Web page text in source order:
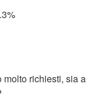
richiesti, sia a